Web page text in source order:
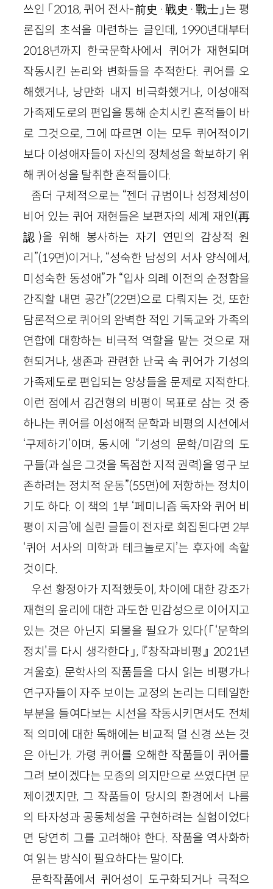
쓰인 「2018, 퀴어 전사-前史·戰史·戰士 」는 평
론집의 초석을 마련하는 글인데, 1990년대부터
2018년까지 한국문학사에서 퀴어가 재현되며
작동시킨 논리와 변화들을 추적한다. 퀴어를 오
해했거나, 낭만화 내지 비극화했거나, 이성애적
가족제도로의 편입을 통해 순치시킨 흔적들이 바
로 그것으로, 그에 따르면 이는 모두 퀴어적이기
보다 이성애자들이 자신의 정체성을 확보하기 위
해 퀴어성을 탈취한 흔적들이다.
좀더 구체적으로는 “젠더 규범이나 성정체성이
비어 있는 퀴어 재현들은 보편자의 세계 재인(再
認)을 위해 봉사하는 자기 연민의 감상적 원
리”(19면)이거나, “성숙한 남성의 서사 양식에서,
미성숙한 동성애”가 “입사 의례 이전의 순정함을
간직할 내면 공간”(22면)으로 다뤄지는 것, 또한
담론적으로 퀴어의 완벽한 적인 기독교와 가족의
연합에 대항하는 비극적 역할을 맡는 것으로 재
현되거나, 생존과 관련한 난국 속 퀴어가 기성의
가족제도로 편입되는 양상들을 문제로 지적한다.
이런 점에서 김건형의 비평이 목표로 삼는 것 중
하나는 퀴어를 이성애적 문학과 비평의 시선에서
‘구제하기’이며, 동시에 “기성의 문학/미감의 도
구들(과 실은 그것을 독점한 지적 권력)을 영구 보
존하려는 정치적 운동”(55면)에 저항하는 정치이
기도 하다. 이 책의 1부 ‘페미니즘 독자와 퀴어 비
평이 지금’에 실린 글들이 전자로 회집된다면 2부
‘퀴어 서사의 미학과 테크놀로지’는 후자에 속할
것이다.
우선 황정아가 지적했듯이, 차이에 대한 강조가
재현의 윤리에 대한 과도한 민감성으로 이어지고
있는 것은 아닌지 되물을 필요가 있다(「‘문학의
정치’를 다시 생각한다」, 『창작과비평』 2021년
겨울호). 문학사의 작품들을 다시 읽는 비평가나
연구자들이 자주 보이는 교정의 논리는 디테일한
부분을 들여다보는 시선을 작동시키면서도 전체
적 의미에 대한 독해에는 비교적 덜 신경 쓰는 것
은 아닌가. 가령 퀴어를 오해한 작품들이 퀴어를
그려 보이겠다는 모종의 의지만으로 쓰였다면 문
제이겠지만, 그 작품들이 당시의 환경에서 나름
의 타자성과 공동체성을 구현하려는 실험이었다
면 당연히 그를 고려해야 한다. 작품을 역사화하
여 읽는 방식이 필요하다는 말이다.
문학작품에서 퀴어성이 도구화되거나 극적으